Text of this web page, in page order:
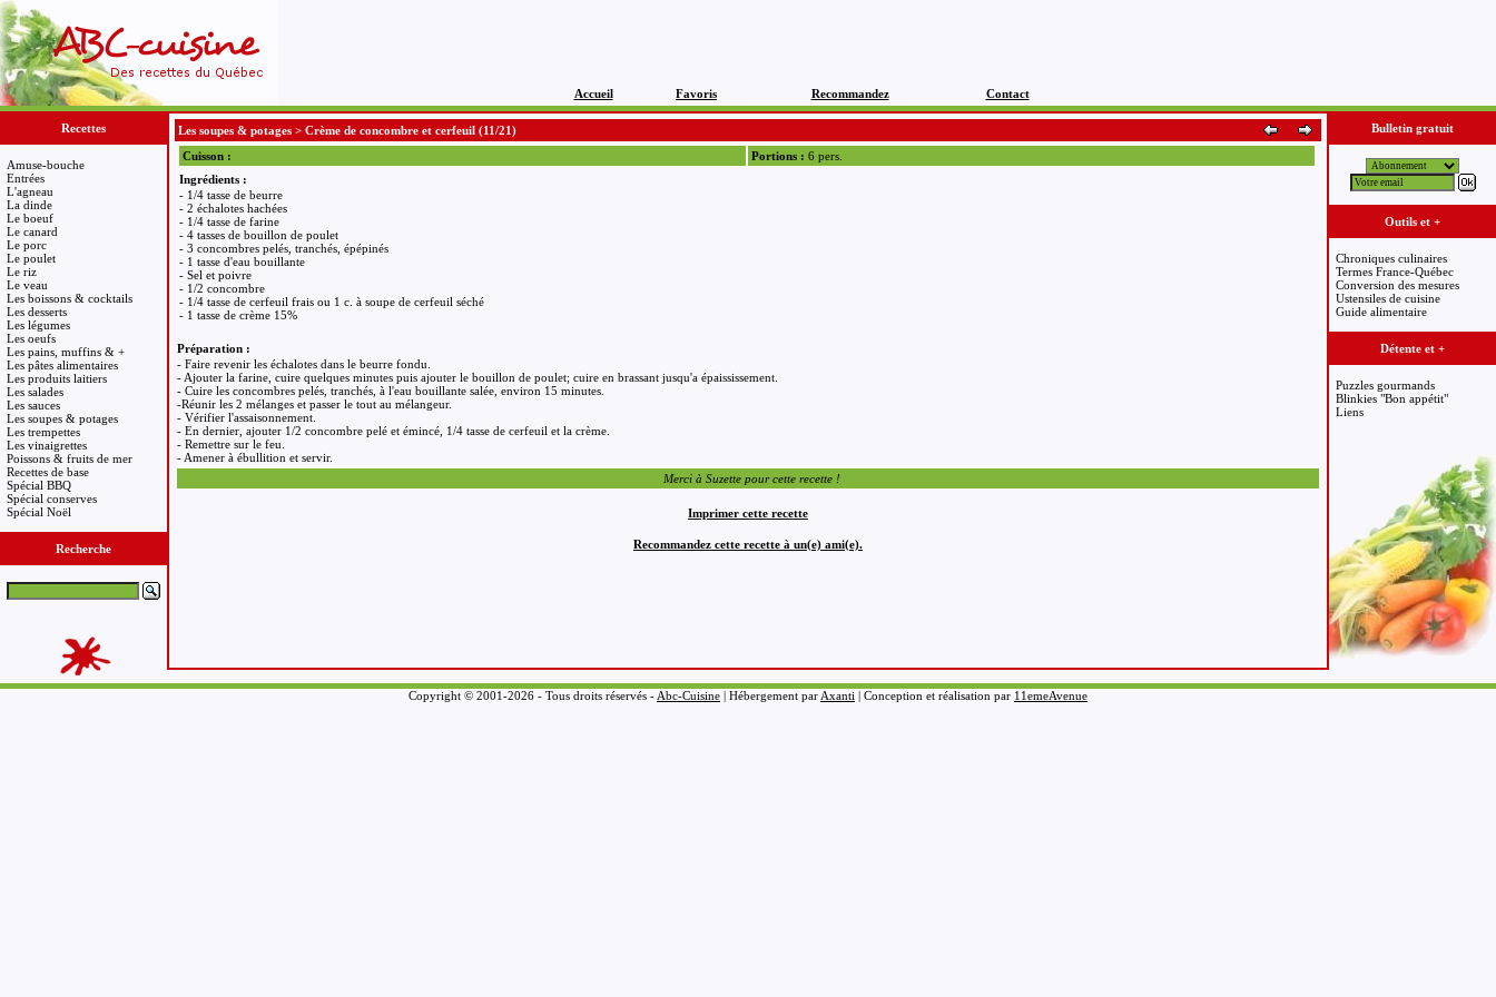
Accueil Favoris Recommandez Contact
Recettes
Amuse-bouche
Entrées
L'agneau
La dinde
Le boeuf
Le canard
Le porc
Le poulet
Le riz
Le veau
Les boissons & cocktails
Les desserts
Les légumes
Les oeufs
Les pains, muffins & +
Les pâtes alimentaires
Les produits laitiers
Les salades
Les sauces
Les soupes & potages
Les trempettes
Les vinaigrettes
Poissons & fruits de mer
Recettes de base
Spécial BBQ
Spécial conserves
Spécial Noël
Recherche
Les soupes & potages > Crème de concombre et cerfeuil (11/21)
Cuisson :
Portions : 6 pers.
Ingrédients :
- 1/4 tasse de beurre
- 2 échalotes hachées
- 1/4 tasse de farine
- 4 tasses de bouillon de poulet
- 3 concombres pelés, tranchés, épépinés
- 1 tasse d'eau bouillante
- Sel et poivre
- 1/2 concombre
- 1/4 tasse de cerfeuil frais ou 1 c. à soupe de cerfeuil séché
- 1 tasse de crème 15%
Préparation :
- Faire revenir les échalotes dans le beurre fondu.
- Ajouter la farine, cuire quelques minutes puis ajouter le bouillon de poulet; cuire en brassant jusqu'a épaississement.
- Cuire les concombres pelés, tranchés, à l'eau bouillante salée, environ 15 minutes.
-Réunir les 2 mélanges et passer le tout au mélangeur.
- Vérifier l'assaisonnement.
- En dernier, ajouter 1/2 concombre pelé et émincé, 1/4 tasse de cerfeuil et la crème.
- Remettre sur le feu.
- Amener à ébullition et servir.
Merci à Suzette pour cette recette !
Imprimer cette recette
Recommandez cette recette à un(e) ami(e).
Bulletin gratuit
Outils et +
Chroniques culinaires
Termes France-Québec
Conversion des mesures
Ustensiles de cuisine
Guide alimentaire
Détente et +
Puzzles gourmands
Blinkies "Bon appétit"
Liens
Copyright © 2001-2026 - Tous droits réservés - Abc-Cuisine | Hébergement par Axanti | Conception et réalisation par 11emeAvenue